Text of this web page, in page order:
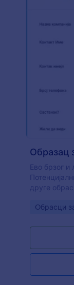
Ево брзог
друге
Go to
Oбрасци